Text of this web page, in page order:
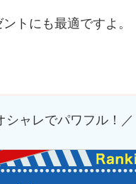
トにも最適ですよ。
シャレでパワフル！／